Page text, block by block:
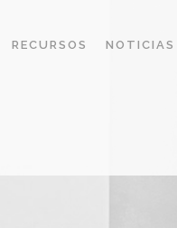
RECURSOS NOTICIAS